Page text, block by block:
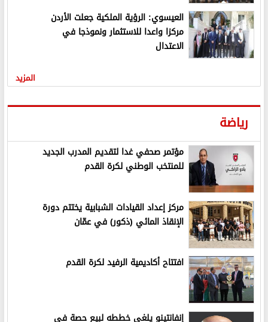
العيسوي: الرؤية الملكية جعلت الأردن
مركزا واعدا للاستثمار ونموذجا في
الاعتدال
المزيد
رياضة
مؤتمر صحفي غدا لتقديم المدرب الجديد
للمنتخب الوطني لكرة القدم
مركز إعداد القيادات الشبابية يختتم دورة
الإنقاذ المائي (ذكور) في عمّان
افتتاح أكاديمية الرفيد لكرة القدم
إنفانتينو يلغي خططه لبيع حصة في